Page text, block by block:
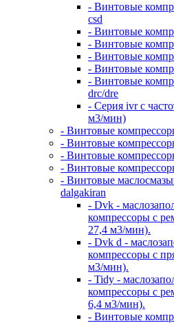
- Винтовые
csd
- Винтовые
- Винтовые
- Винтовые
- Винтовые
- Винтовые
drc/dre
- Серия ivr с
м3/мин)
- Винтовые
- Винтовые
- Винтовые
- Винтовые
- Винтовые
dalgakiran
- Dvk -
компрессоры с
27,4 м3/мин).
- Dvk d -
компрессоры с
м3/мин).
- Tidy -
компрессоры с
6,4 м3/мин).
- Винтовые